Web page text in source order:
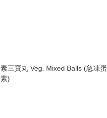
素三寶丸 Veg. Mixed Balls (急凍蛋
素)